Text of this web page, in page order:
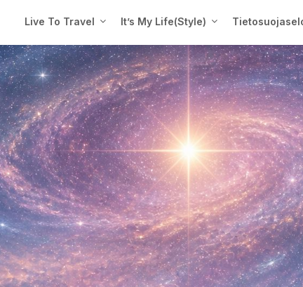
Live To Travel It’s My Life(Style)